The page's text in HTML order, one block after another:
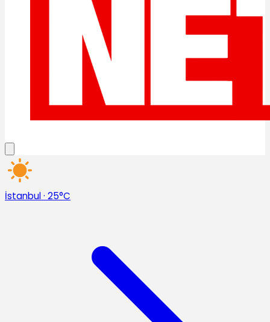
İstanbul· 25°C